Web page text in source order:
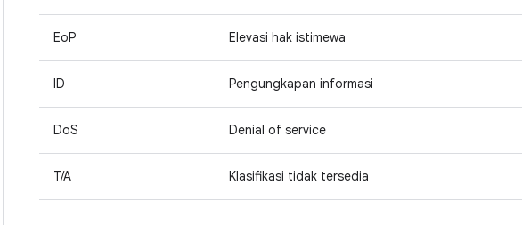
EoP Elevasi hak istimewa
ID Pengungkapan informasi
DoS Denial of service
T/A Klasifikasi tidak tersedia